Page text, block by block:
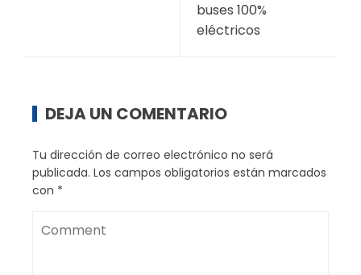
buses 100%
eléctricos
DEJA UN COMENTARIO
Tu dirección de correo electrónico no será
publicada. Los campos obligatorios están marcados
con *